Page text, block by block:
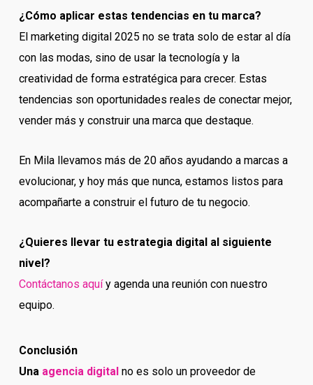
¿Cómo aplicar estas tendencias en tu marca?
El marketing digital 2025 no se trata solo de estar al día
con las modas, sino de usar la tecnología y la
creatividad de forma estratégica para crecer. Estas
tendencias son oportunidades reales de conectar mejor,
vender más y construir una marca que destaque.
En Mila llevamos más de 20 años ayudando a marcas a
evolucionar, y hoy más que nunca, estamos listos para
acompañarte a construir el futuro de tu negocio.
¿Quieres llevar tu estrategia digital al siguiente
nivel?
Contáctanos aquíy agenda una reunión con nuestro
equipo.
Conclusión
Una agencia digitalno es solo un proveedor de